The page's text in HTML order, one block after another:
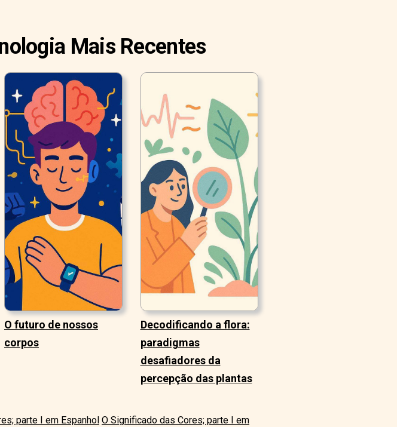
Mais Recentes
O futuro de nossos
corpos
Decodificando a flora:
paradigmas
desafiadores da
percepção das plantas
parte I em Espanhol O Significado das Cores; parte I em